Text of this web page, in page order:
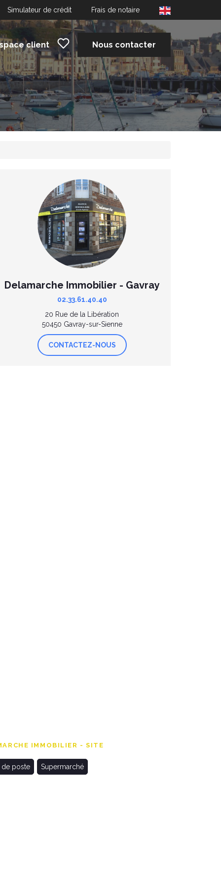
Simulateur de crédit Frais de notaire
client Nous contacter
Delamarche Immobilier - Gavray
02.33.61.40.40
20 Rue de la Libération
50450 Gavray-sur-Sienne
CONTACTEZ-NOUS
IMMOBILIER - SITE
de poste Supermarché